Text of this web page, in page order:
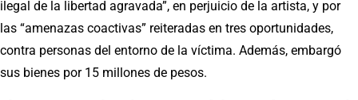
ilegal de la libertad agravada”, en perjuicio de la artista, y por
las “amenazas coactivas” reiteradas en tres oportunidades,
contra personas del entorno de la víctima. Además, embargó
sus bienes por 15 millones de pesos.